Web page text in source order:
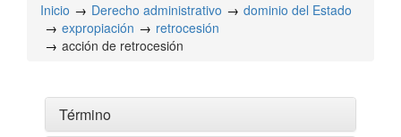
Inicio Derecho administrativo
dominio del Estado
expropiación
retrocesión
acción de retrocesión
Término